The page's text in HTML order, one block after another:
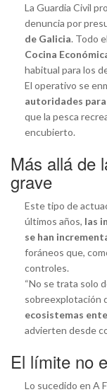
La Guardia Civil
denuncia por
de Galicia. Todo
Cocina
habitual para los
El operativo se
autoridades
que la pesca
encubierto.
Más allá de
grave
Este tipo de
últimos años, las
se han
foráneos que,
controles.
“No se trata solo
sobreexplotación
ecosistemas
advierten desde
El límite no
Lo sucedido en A